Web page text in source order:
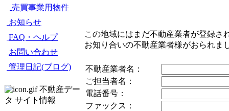
売買事業用物件
お知らせ
FAQ・ヘルプ
お問い合わせ
管理日記(ブログ)
不動産デー
タ サイト情報
この地域にはまだ不動産業者が登録さ
お知り合いの不動産業者様がおられま
不動産業者名：
ご担当者名：
電話番号：
ファックス：